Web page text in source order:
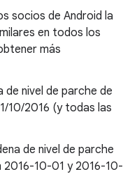
socios de Android la
en todos los
más
de nivel de parche de
10/2016 (y todas las
de nivel de parche
2016-10-01 y 2016-10-